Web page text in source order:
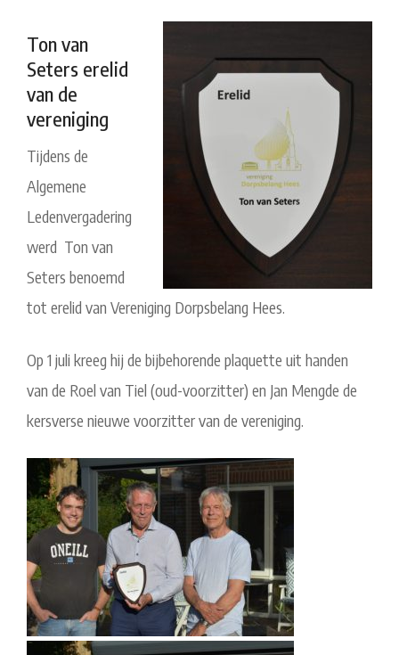
Ton van
Seters erelid
van de
vereniging
Tijdens de
Algemene
Ledenvergadering
werd Ton van
Seters benoemd
tot erelid van Vereniging Dorpsbelang Hees.
Op 1 juli kreeg hij de bijbehorende plaquette uit handen
van de Roel van Tiel (oud-voorzitter) en Jan Mengde de
kersverse nieuwe voorzitter van de vereniging.